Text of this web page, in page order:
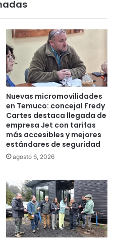
Nuevas micromovilidades
en Temuco: concejal Fredy
Cartes destaca llegada de
empresa Jet con tarifas
más accesibles y mejores
estándares de seguridad
agosto 6, 2026